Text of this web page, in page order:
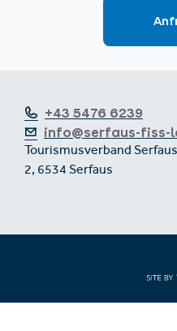
+43 5476 6239
info@serfaus-fiss-
Tourismusverband
2, 6534 Serfaus